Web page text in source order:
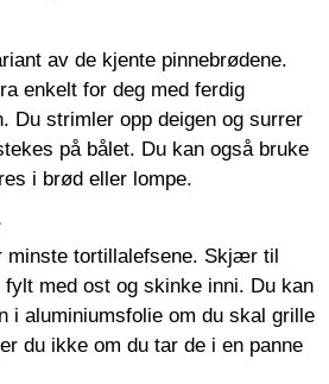
av de kjente pinnebrødene.
enkelt for deg med ferdig
Du strimler opp deigen og surrer
på bålet. Du kan også bruke
i brød eller lompe.
minste tortillalefsene. Skjær til
med ost og skinke inni. Du kan
i aluminiumsfolie om du skal grille
du ikke om du tar de i en panne